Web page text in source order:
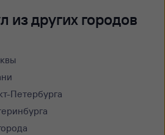
из других городов
Петербурга